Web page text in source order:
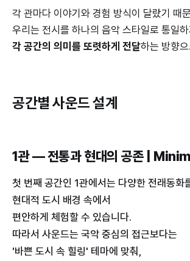
각 관마다 이야기와 경험 방식이 달랐기 때문
우리는 전시를 하나의 음악 스타일로 통일
각 공간의 의미를 또렷하게 전달하는 방향
공간별 사운드 설계
1관 — 전통과 현대의 공존 |
첫 번째 공간인 1관에서는 다양한 전래동화
현대적 도시 배경 속에서
편안하게 체험할 수 있습니다.
따라서 사운드는 국악 중심의 접근보다는
'바쁜 도시 속 힐링' 테마에 맞춰,